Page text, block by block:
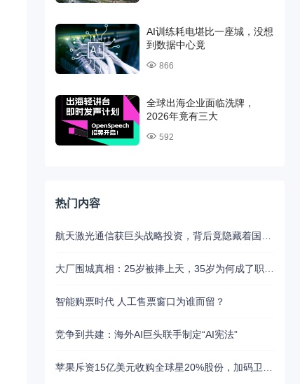
AI训练耗电堪比一座城，没想
到数据中心竟
866
全球出海企业面临洗牌，
2026年竟有三大
592
热门内容
智能购票时代 人工售票窗口为谁而留？
竞争到共建：海外AI巨头联手制定“AI宪法”